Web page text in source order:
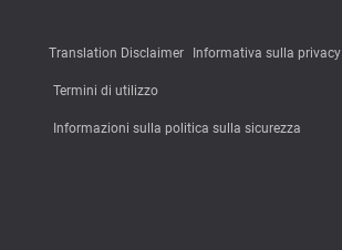
Translation Disclaimer Informativa sulla privacy
Termini di utilizzo
Informazioni sulla politica sulla sicurezza